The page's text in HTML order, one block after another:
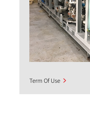
Term Of Use